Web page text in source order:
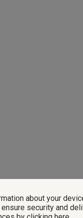
about your
security and